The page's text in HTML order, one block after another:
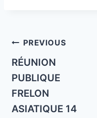
Post
navigation
PREVIOUS
RÉUNION
PUBLIQUE
FRELON
ASIATIQUE 14